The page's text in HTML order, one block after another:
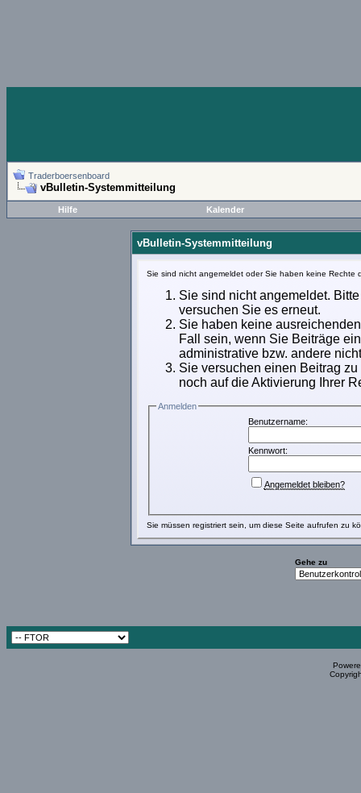
Traderboersenboard
vBulletin-Systemmitteilung
Hilfe Kalender
vBulletin-Systemmitteilung
Sie sind nicht angemeldet oder Sie haben keine
Sie sind nicht angemeldet.
versuchen Sie es erneut.
Sie haben keine
Fall sein, wenn Sie Beiträge
administrative bzw. andere
Sie versuchen einen Beitrag
noch auf die Aktivierung Ihrer
Anmelden
Benutzername:
Kennwort:
Angemeldet bleiben?
Sie müssen registriert sein, um diese Seite aufrufen zu
Gehe zu